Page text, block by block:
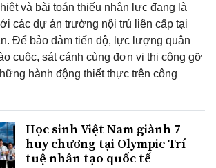
và bài toán thiếu nhân lực đang là
các dự án trường nội trú liên cấp tại
Để bảo đảm tiến độ, lực lượng quân
cuộc, sát cánh cùng đơn vị thi công gỡ
hành động thiết thực trên công
Học sinh Việt Nam giành 7
huy chương tại Olympic Trí
tuệ nhân tạo quốc tế